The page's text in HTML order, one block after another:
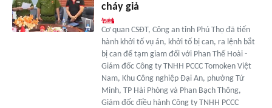
cháy giả
Cơ quan CSĐT, Công an tỉnh Phú Thọ đã tiến
hành khởi tố vụ án, khởi tố bị can, ra lệnh bắt
bị can để tạm giam đối với Phan Thế Hoài -
Giám đốc Công ty TNHH PCCC Tomoken Việt
Nam, Khu Công nghiệp Đại An, phường Tứ
Minh, TP Hải Phòng và Phan Bạch Thông,
Giám đốc điều hành Công ty TNHH PCCC